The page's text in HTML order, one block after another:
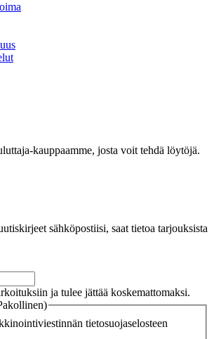
kauppaamme, josta voit tehdä löytöjä.
sähköpostiisi, saat tietoa tarjouksista
ja tulee jättää koskemattomaksi.
tietosuojaselosteen